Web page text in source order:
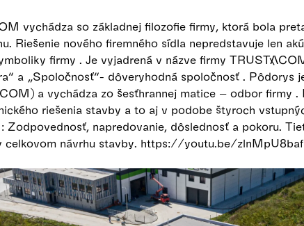
vychádza so základnej filozofie firmy, ktorá bola
Riešenie nového firemného sídla nepredstavuje len
firmy . Je vyjadrená v názve firmy
a „Spoločnosť“- dôveryhodná spoločnosť . Pôdorys
a vychádza zo šesťhrannej matice – odbor firmy .
riešenia stavby a to aj v podobe štyroch
Zodpovednosť, napredovanie, dôslednosť a pokoru.
celkovom návrhu stavby. https://youtu.be/